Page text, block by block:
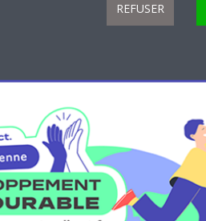
REFUSER